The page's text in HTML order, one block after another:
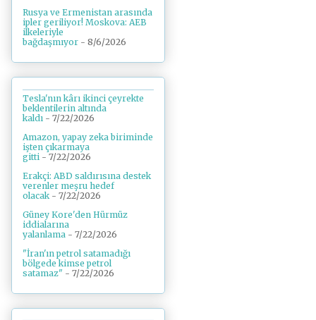
Rusya ve Ermenistan arasında
ipler geriliyor! Moskova: AEB
ilkeleriyle
bağdaşmıyor - 8/6/2026
Tesla'nın kârı ikinci çeyrekte
beklentilerin altında
kaldı - 7/22/2026
Amazon, yapay zeka biriminde
işten çıkarmaya
gitti - 7/22/2026
Erakçi: ABD saldırısına destek
verenler meşru hedef
olacak - 7/22/2026
Güney Kore'den Hürmüz
iddialarına
yalanlama - 7/22/2026
"İran'ın petrol satamadığı
bölgede kimse petrol
satamaz" - 7/22/2026